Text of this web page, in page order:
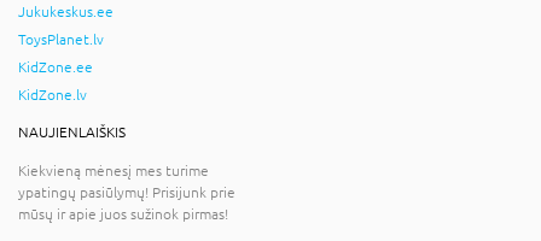
Jukukeskus.ee
ToysPlanet.lv
KidZone.ee
KidZone.lv
NAUJIENLAIŠKIS
Kiekvieną mėnesį mes turime
ypatingų pasiūlymų! Prisijunk prie
mūsų ir apie juos sužinok pirmas!